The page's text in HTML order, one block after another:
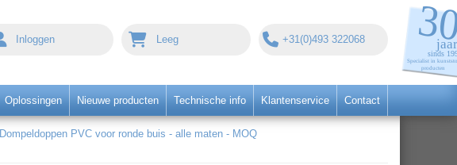
Inloggen Leeg +31(0)493 322068
Oplossingen Nieuwe producten Technische info Klantenservice Contact
Dompeldoppen PVC voor ronde buis - alle maten - MOQ